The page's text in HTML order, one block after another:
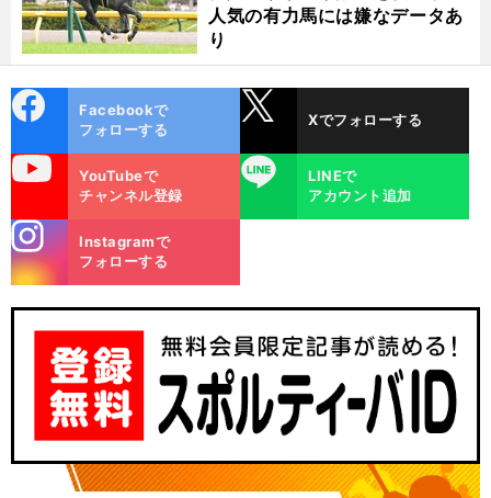
人気の有力馬には嫌なデータあ
り
ok
Facebookで
フォローする
Xでフォローする
YouTubeで
チャンネル登録
LINE
LINEで
アカウント追加
m
Instagramで
フォローする